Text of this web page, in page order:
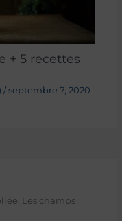
+ 5 recettes
/ septembre 7, 2020
Les champs